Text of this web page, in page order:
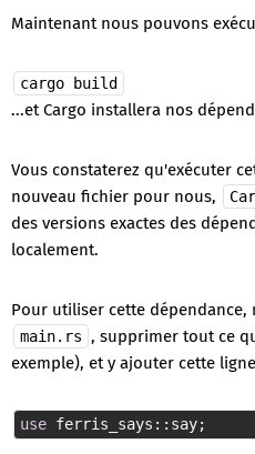
Maintenant nous pouvons
cargo build
...et Cargo installera nos
Vous constaterez qu'exécuter
nouveau fichier pour nous,
des versions exactes des
localement.
Pour utiliser cette
main.rs , supprimer tout ce
exemple), et y ajouter cette
use ferris_says::say;